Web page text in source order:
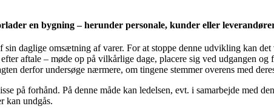
en bygning – herunder personale, kunder eller
daglige omsætning af varer. For at stoppe denne udvikling kan
aftale – møde op på vilkårlige dage, placere sig ved udgangen og
derfor undersøge nærmere, om tingene stemmer overens med
på forhånd. På denne måde kan ledelsen, evt. i samarbejde med
kan undgås.